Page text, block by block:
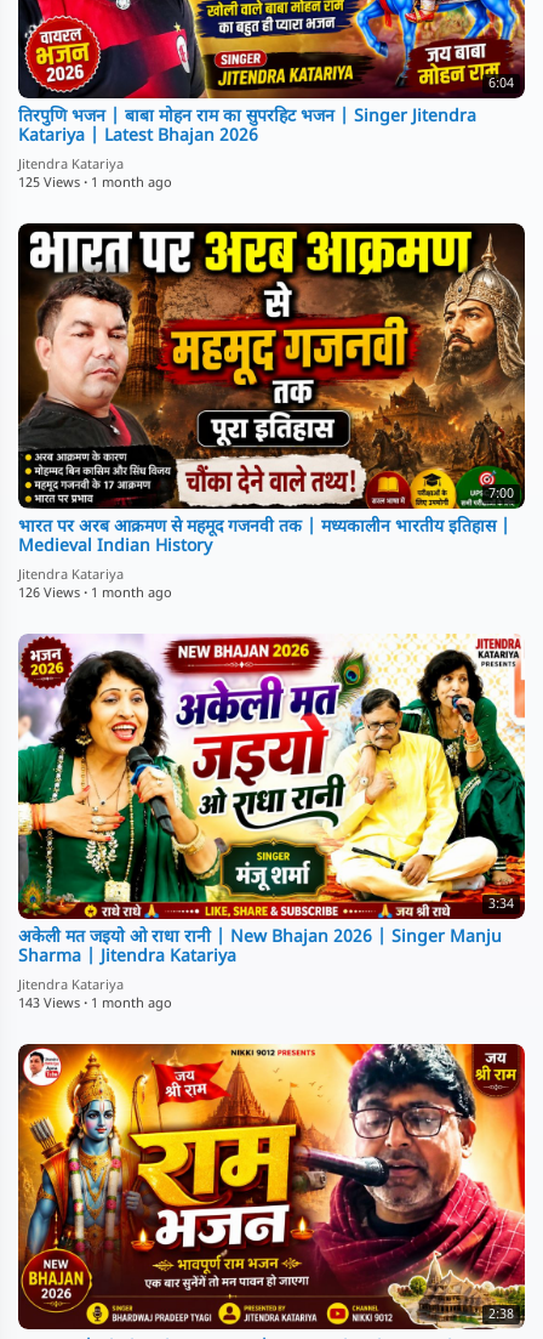
6:04
तिरपुणि भजन | बाबा मोहन राम का सुपरहिट भजन | Singer Jitendra
Katariya | Latest Bhajan 2026
Jitendra Katariya
125 Views · 1 month ago
7:00
भारत पर अरब आक्रमण से महमूद गजनवी तक | मध्यकालीन भारतीय इतिहास |
Medieval Indian History
Jitendra Katariya
126 Views · 1 month ago
3:34
अकेली मत जइयो ओ राधा रानी | New Bhajan 2026 | Singer Manju
Sharma | Jitendra Katariya
Jitendra Katariya
143 Views · 1 month ago
2:38